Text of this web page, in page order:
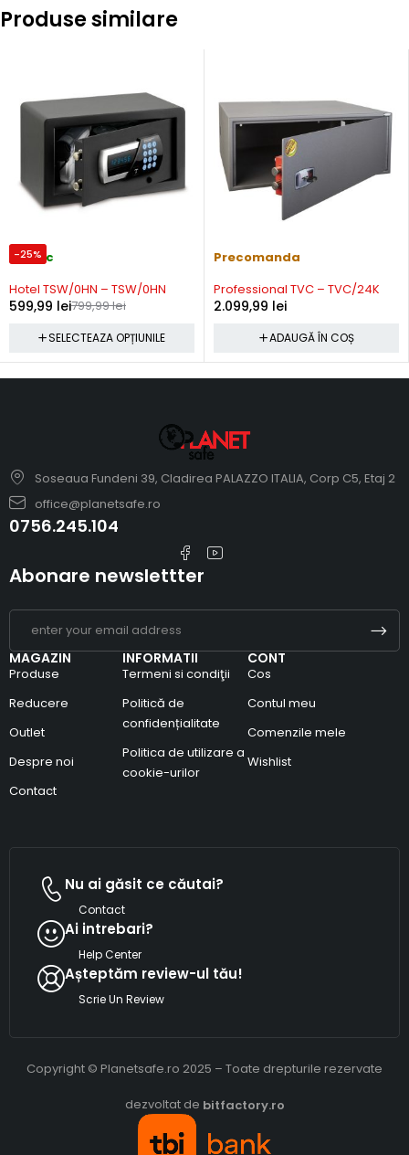
Produse similare
-25%
In stoc
Hotel TSW/0HN – TSW/0HN
799,99lei
599,99 lei
SELECTEAZA OPȚIUNILE
Precomanda
Professional TVC – TVC/24K
2.099,99 lei
ADAUGĂ ÎN COȘ
Soseaua Fundeni 39, Cladirea PALAZZO ITALIA, Corp C5, Etaj 2
office@planetsafe.ro
0756.245.104
MAGAZIN
Produse
Reducere
Outlet
Despre noi
Contact
INFORMATII
Termeni si condiţii
Politică de
confidențialitate
Politica de utilizare a
cookie-urilor
CONT
Cos
Contul meu
Comenzile mele
Wishlist
Abonare newslettter
Nu ai găsit ce căutai?
Contact
Ai intrebari?
Help Center
Așteptăm review-ul tău!
Scrie Un Review
Copyright © Planetsafe.ro 2025 – Toate drepturile rezervate
dezvoltat de bitfactory.ro